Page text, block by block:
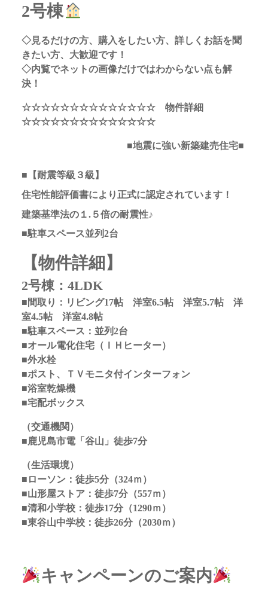
2号棟
◇見るだけの方、購入をしたい方、詳しくお話を聞
きたい方、大歓迎です！
◇内覧でネットの画像だけではわからない点も解
決！
☆☆☆☆☆☆☆☆☆☆☆☆☆☆ 物件詳細
☆☆☆☆☆☆☆☆☆☆☆☆☆☆
■地震に強い新築建売住宅■
■【耐震等級３級】
住宅性能評価書により正式に認定されています！
建築基準法の１.５倍の耐震性♪
■駐車スペース並列2台
【物件詳細】
2号棟：4LDK
■間取り：リビング17帖 洋室6.5帖 洋室5.7帖 洋
室4.5帖 洋室4.8帖
■駐車スペース：並列2台
■オール電化住宅（ＩＨヒーター）
■外水栓
■ポスト、ＴＶモニタ付インターフォン
■浴室乾燥機
■宅配ボックス
（交通機関）
■鹿児島市電「谷山」徒歩7分
（生活環境）
■ローソン：徒歩5分（324ｍ）
■山形屋ストア：徒歩7分（557ｍ）
■清和小学校：徒歩17分（1290ｍ）
■東谷山中学校：徒歩26分（2030ｍ）
キャンペーンのご案内